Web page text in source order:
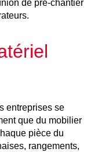
de pré-chantier
entreprises se
que du mobilier
pièce du
rangements,